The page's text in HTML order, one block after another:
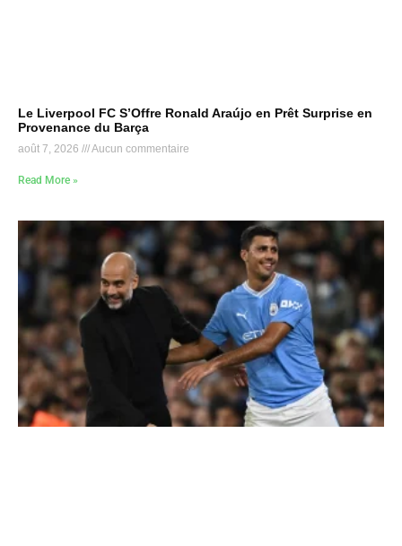
Le Liverpool FC S’Offre Ronald Araújo en Prêt Surprise en
Provenance du Barça
août 7, 2026 Aucun commentaire
Read More »